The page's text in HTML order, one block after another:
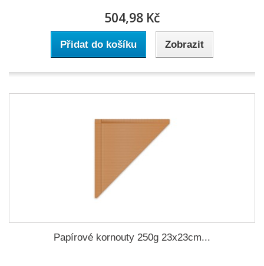
504,98 Kč
Přidat do košíku Zobrazit
Papírové kornouty 250g 23x23cm...